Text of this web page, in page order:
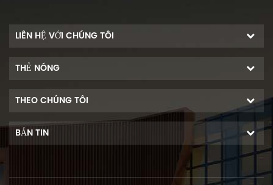
LIÊN HỆ VỚI CHÚNG TÔI
THẺ NÓNG
THEO CHÚNG TÔI
BẢN TIN